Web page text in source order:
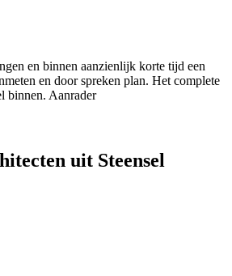
en binnen aanzienlijk korte tijd een
en door spreken plan. Het complete
binnen. Aanrader
uit Steensel